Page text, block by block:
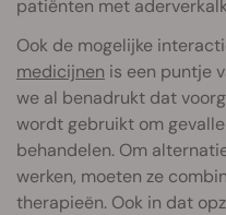
patiënten met
Ook de mogelijke
medicijnen is een puntje
we al benadrukt dat
wordt gebruikt om
behandelen. Om
werken, moeten ze
therapieën. Ook in dat